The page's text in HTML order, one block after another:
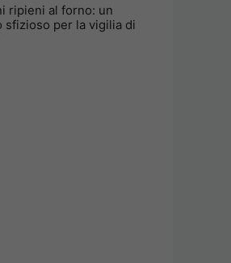
ripieni al forno: un
sfizioso per la vigilia di